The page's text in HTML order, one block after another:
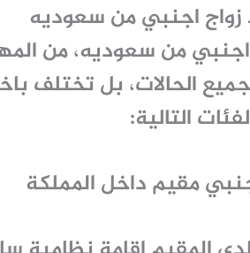
اجنبي من سعوديه
من سعوديه، من
الحالات، بل تختلف
التالية:
مقيم داخل المملكة